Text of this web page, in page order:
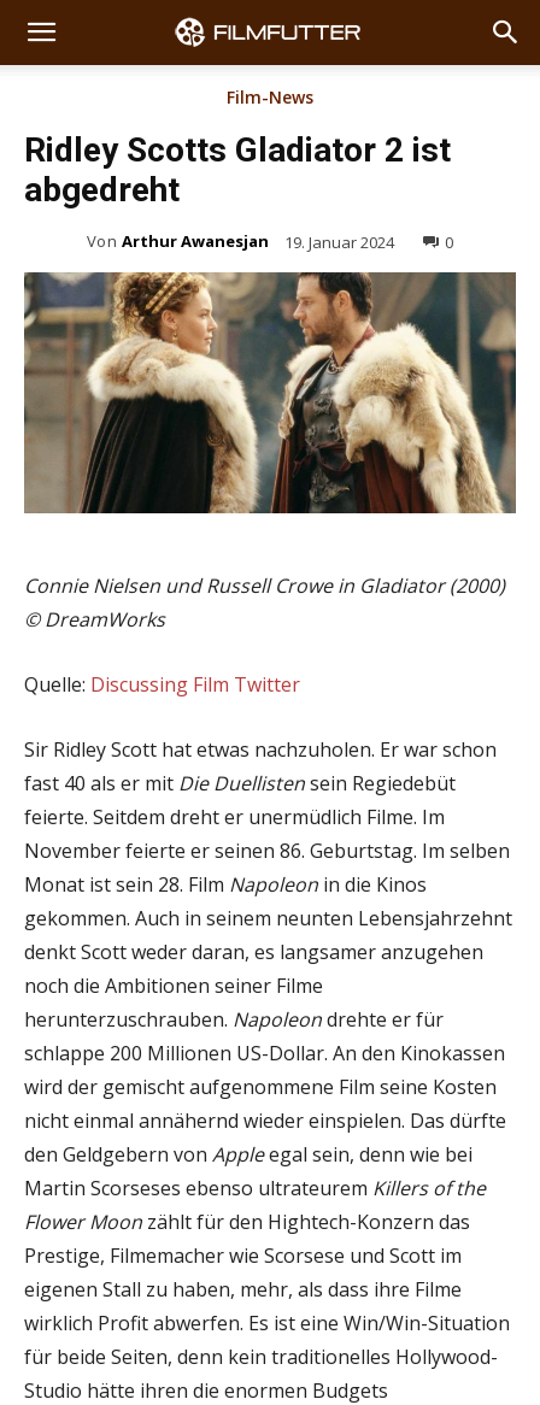
Film-News
Ridley Scotts Gladiator 2 ist
abgedreht
Von Arthur Awanesjan 19. Januar 2024 0
Connie Nielsen und Russell Crowe in Gladiator (2000)
© DreamWorks
Quelle: Discussing Film Twitter
Sir Ridley Scott hat etwas nachzuholen. Er war schon
fast 40 als er mit Die Duellistensein Regiedebüt
feierte. Seitdem dreht er unermüdlich Filme. Im
November feierte er seinen 86. Geburtstag. Im selben
Monat ist sein 28. Film Napoleon in die Kinos
gekommen. Auch in seinem neunten Lebensjahrzehnt
denkt Scott weder daran, es langsamer anzugehen
noch die Ambitionen seiner Filme
herunterzuschrauben. Napoleondrehte er für
schlappe 200 Millionen US-Dollar. An den Kinokassen
wird der gemischt aufgenommene Film seine Kosten
nicht einmal annähernd wieder einspielen. Das dürfte
den Geldgebern von Appleegal sein, denn wie bei
Martin Scorseses ebenso ultrateurem Killers of the
Flower Moon zählt für den Hightech-Konzern das
Prestige, Filmemacher wie Scorsese und Scott im
eigenen Stall zu haben, mehr, als dass ihre Filme
wirklich Profit abwerfen. Es ist eine Win/Win-Situation
für beide Seiten, denn kein traditionelles Hollywood-
Studio hätte ihren die enormen Budgets